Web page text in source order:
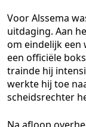
Voor Alssema
uitdaging. Aan
om eindelijk een
een officiële
trainde hij
werkte hij toe
scheidsrechter